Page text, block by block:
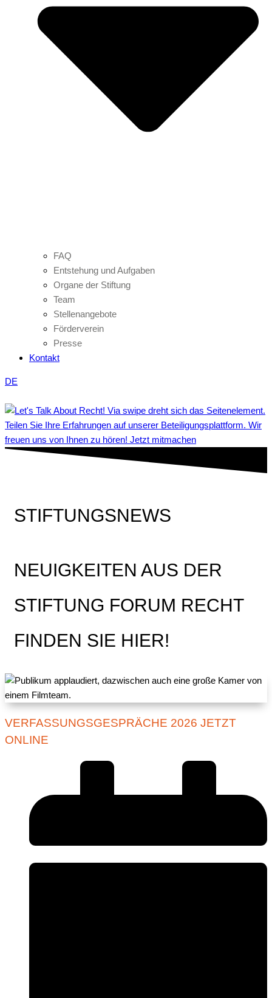
FAQ
Entstehung und Aufgaben
Organe der Stiftung
Team
Stellenangebote
Förderverein
Presse
Kontakt
DE
Teilen Sie Ihre Erfahrungen auf unserer Beteiligungsplattform. Wir
freuen uns von Ihnen zu hören! Jetzt mitmachen
STIFTUNGSNEWS
NEUIGKEITEN AUS DER
STIFTUNG FORUM RECHT
FINDEN SIE HIER!
VERFASSUNGSGESPRÄCHE 2026 JETZT
ONLINE